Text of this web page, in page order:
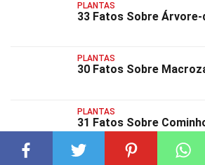
PLANTAS
33 Fatos Sobre
PLANTAS
30 Fatos Sobre
PLANTAS
31 Fatos Sobre